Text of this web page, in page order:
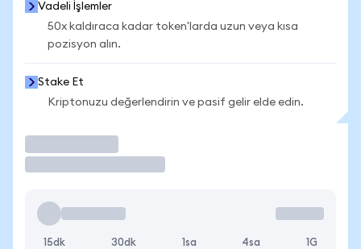
Vadeli İşlemler
50x kaldıraca kadar token'larda uzun veya kısa
pozisyon alın.
Stake Et
Kriptonuzu değerlendirin ve pasif gelir elde edin.
15dk 30dk 1sa 4sa 1G